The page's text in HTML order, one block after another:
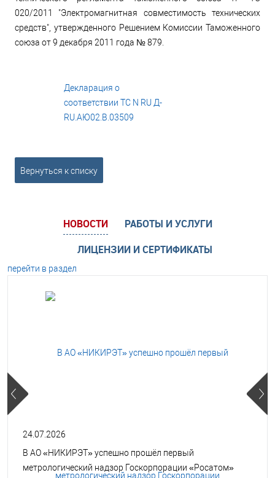
020/2011 "Электромагнитная совместимость технических
средств", утвержденного Решением Комиссии Таможенного
союза от 9 декабря 2011 года № 879.
Декларация о
соответствии ТС N RU Д-
RU.АЮ02.В.03509
Вернуться к списку
НОВОСТИ
РАБОТЫ И УСЛУГИ
ЛИЦЕНЗИИ И СЕРТИФИКАТЫ
перейти в раздел
24.07.2026
В АО «НИКИРЭТ» успешно прошёл первый
метрологический надзор Госкорпорации «Росатом»